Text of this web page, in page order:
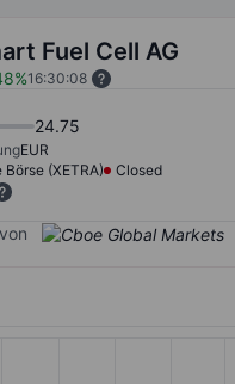
Fuel Cell AG
16:30:08
24.75
EUR
(XETRA)
Closed